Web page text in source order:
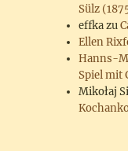
Sülz
effkazu
Ellen
Hanns-
Spiel mit
Mikołaj